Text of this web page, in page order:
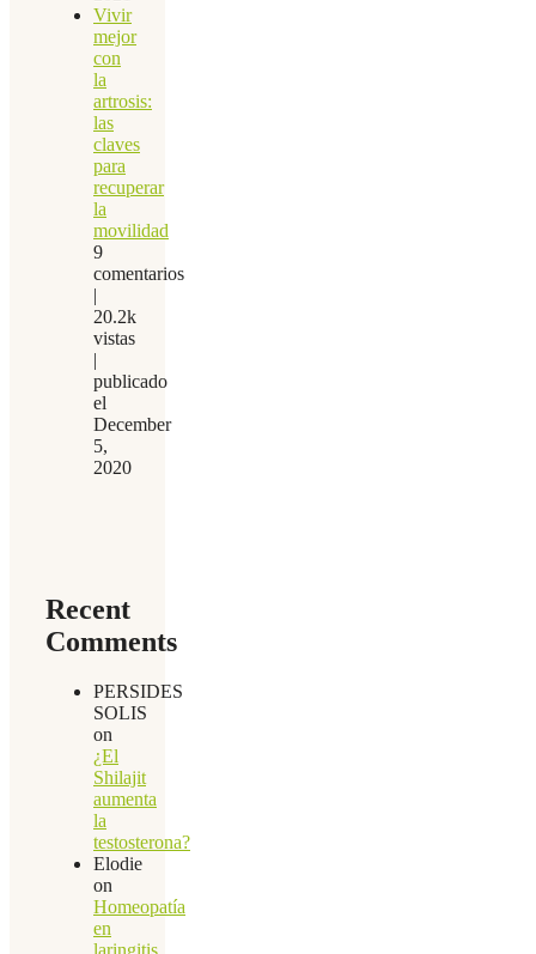
Vivir
mejor
con
la
artrosis:
las
claves
para
recuperar
la
movilidad
9
comentarios
|
20.2k
vistas
|
publicado
el
December
5,
2020
Recent
Comments
PERSIDES
SOLIS
on
¿El
Shilajit
aumenta
la
testosterona?
Elodie
on
Homeopatía
en